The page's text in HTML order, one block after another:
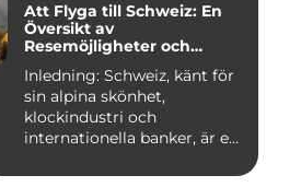
Att Flyga till Schweiz: En
Översikt av
Resemöjligheter och
Nackdelar
Inledning: Schweiz, känt för
sin alpina skönhet,
klockindustri och
internationella banker, är en